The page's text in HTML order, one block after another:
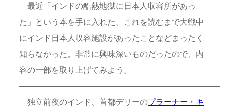
最近「インドの酷熱地獄に日本人収容所があっ
た」という本を手に入れた。これを読むまで大戦中
にインド日本人収容施設があったことなどまったく
知らなかった。非常に興味深いものだったので、内
容の一部を取り上げてみよう。
—————————————————————————
独立前夜のインド、首都デリーのプラーナー・キ